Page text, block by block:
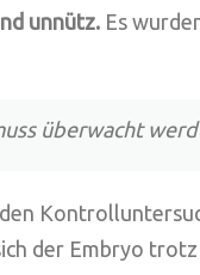
unnütz. Es
überwacht
der Embryo